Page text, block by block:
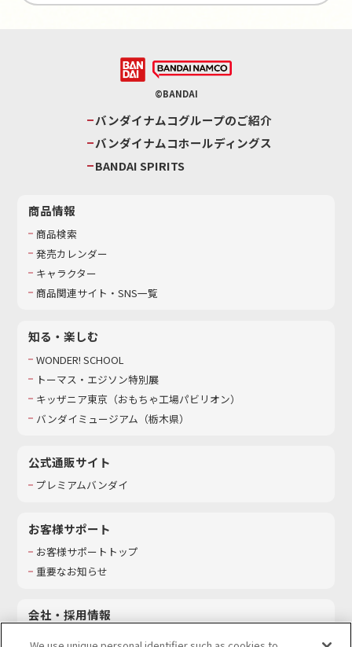
©BANDAI
バンダイナムコグループのご紹介
バンダイナムコホールディングス
BANDAI SPIRITS
商品情報
商品検索
発売カレンダー
キャラクター
商品関連サイト・SNS一覧
知る・楽しむ
WONDER! SCHOOL
トーマス・エジソン特別展
キッザニア東京（おもちゃ工場パビリオン）​
バンダイミュージアム（栃木県）
公式通販サイト
プレミアムバンダイ
お客様サポート
お客様サポートトップ
重要なお知らせ
会社・採用情報